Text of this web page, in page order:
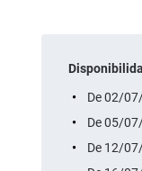
De 02/
De 05/
De 12/